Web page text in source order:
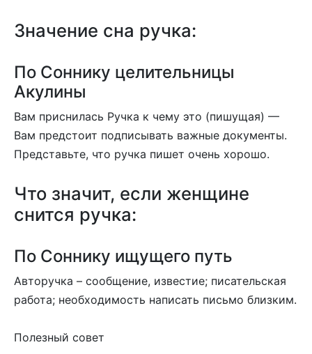
Значение сна ручка:
По Соннику целительницы
Акулины
Вам приснилась Ручка к чему это (пишущая) —
Вам предстоит подписывать важные документы.
Представьте, что ручка пишет очень хорошо.
Что значит, если женщине
снится ручка:
По Соннику ищущего путь
Авторучка – сообщение, известие; писательская
работа; необходимость написать письмо близким.
Полезный совет